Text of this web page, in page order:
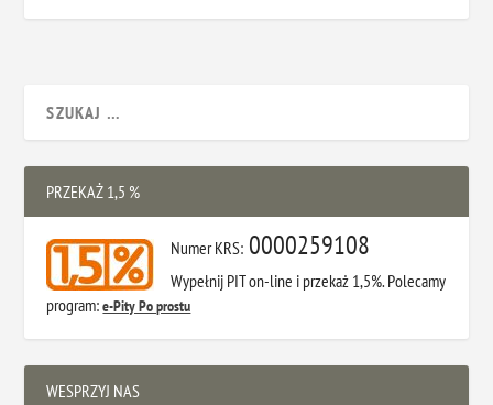
PRZEKAŻ 1,5 %
Numer KRS: 0000259108
Wypełnij PIT on-line i przekaż 1,5%. Polecamy
program:e-Pity Po prostu
WESPRZYJ NAS